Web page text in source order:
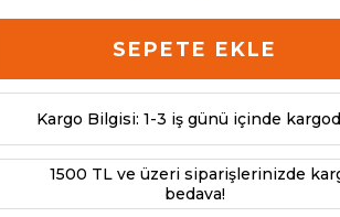
SEPETE EKLE
Kargo Bilgisi: 1-3 iş günü içinde
1500 TL ve üzeri siparişlerinizde
bedava!